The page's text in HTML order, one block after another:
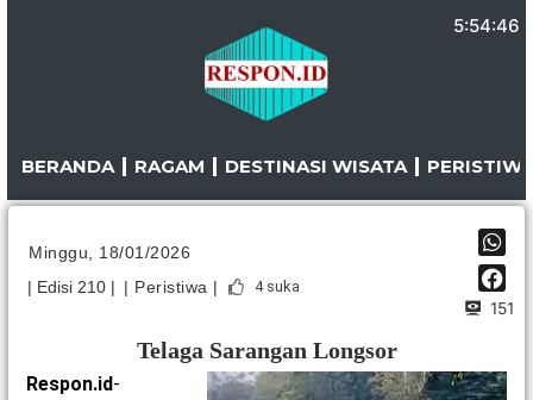
5:54:46
BERANDA RAGAM DESTINASI WISATA PERISTIWA
Minggu, 18/01/2026
| Edisi 210 | | Peristiwa | 4suka
151
Telaga Sarangan Longsor
Respon.id-